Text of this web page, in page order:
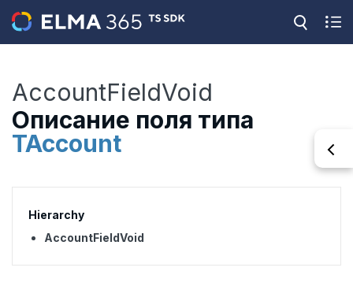
AccountFieldVoid
Описание поля типа
TAccount
Hierarchy
AccountFieldVoid